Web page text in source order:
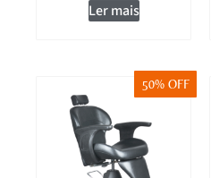
Ler mais
50% OFF